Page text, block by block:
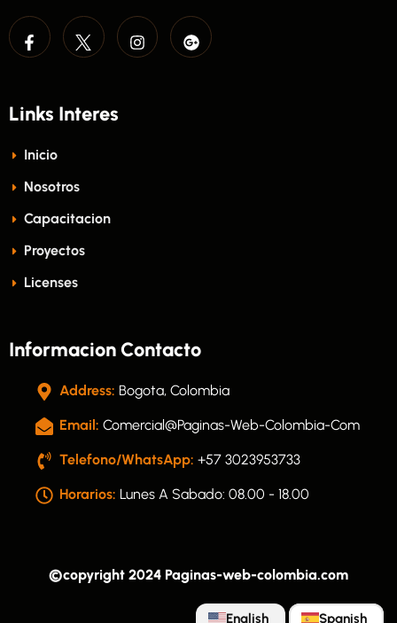
Links Interes
Inicio
Nosotros
Capacitacion
Proyectos
Licenses
Informacion Contacto
Address: Bogota, Colombia
Email: Comercial@paginas-Web-Colombia-Com
Telefono/WhatsApp: +57 3023953733
Horarios: Lunes A Sabado: 08.00 - 18.00
©copyright 2024 Paginas-web-colombia.com
English Spanish